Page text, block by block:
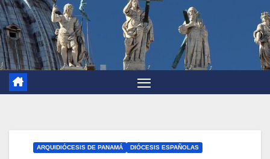
ARQUIDIÓCESIS DE PANAMÁ DIÓCESIS ESPAÑOLAS